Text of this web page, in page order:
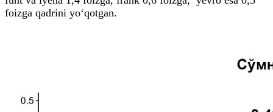
foizga qadrini yo‘qotgan.